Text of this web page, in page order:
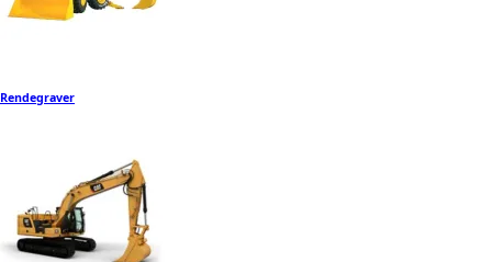
Rendegraver